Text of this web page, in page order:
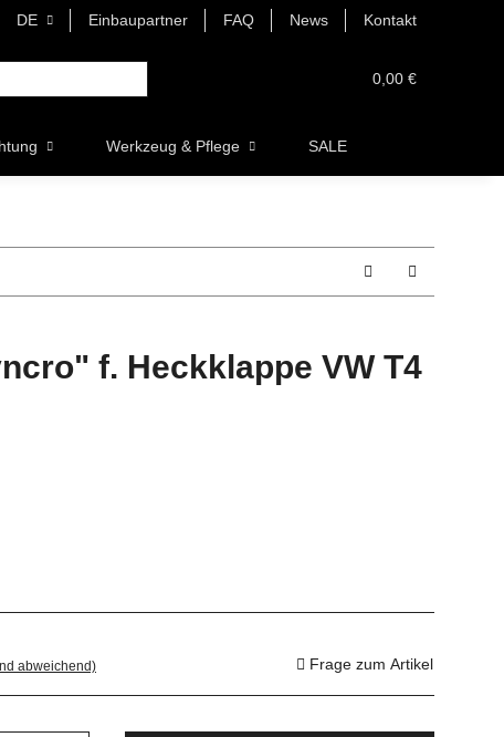
DE Einbaupartner FAQ News Kontakt
0,00 €
Werkzeug & Pflege SALE
f. Heckklappe VW T4
abweichend) Frage zum Artikel